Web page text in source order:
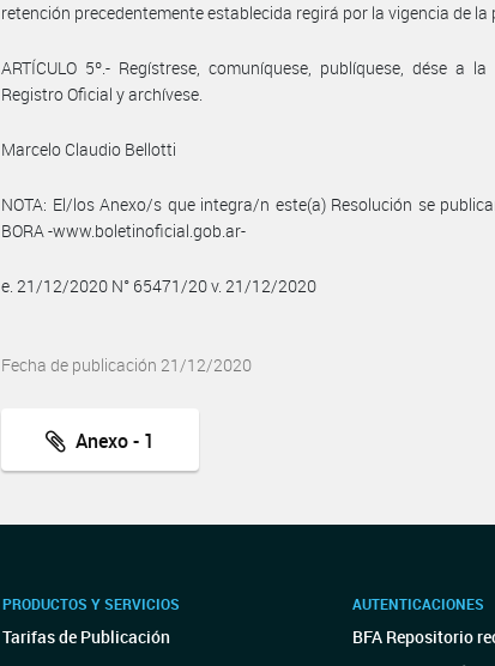
retención precedentemente establecida regirá por la vigencia de la
ARTÍCULO 5º.- Regístrese, comuníquese, publíquese, dése a
Registro Oficial y archívese.
Marcelo Claudio Bellotti
NOTA: El/los Anexo/s que integra/n este(a) Resolución se
BORA -www.boletinoficial.gob.ar-
e. 21/12/2020 N° 65471/20 v. 21/12/2020
Fecha de publicación 21/12/2020
Anexo - 1
PRODUCTOS Y SERVICIOS
Tarifas de Publicación
AUTENTICACIONES
BFA Repositorio